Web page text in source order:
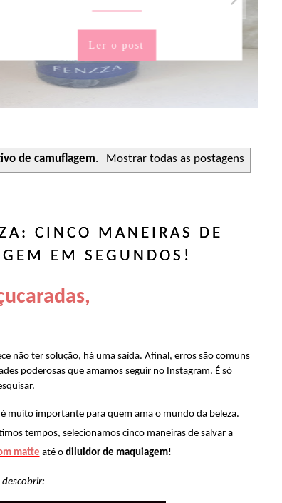
de camuflagem. Mostrar todas as postagens
CINCO MANEIRAS DE
EM SEGUNDOS!
não ter solução, há uma saída. Afinal, erros são comuns
poderosas que amamos seguir no Instagram. É só
muito importante para quem ama o mundo da beleza.
tempos, selecionamos cinco maneiras de salvar a
matte até o diluidor de maquiagem!
descobrir: